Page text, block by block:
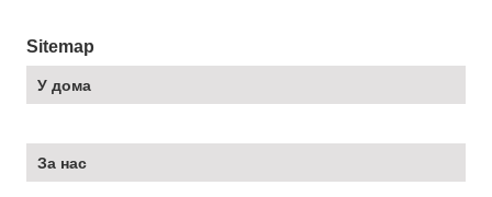
Sitemap
У дома
За нас